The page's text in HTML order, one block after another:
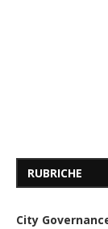
RUBRICHE
City